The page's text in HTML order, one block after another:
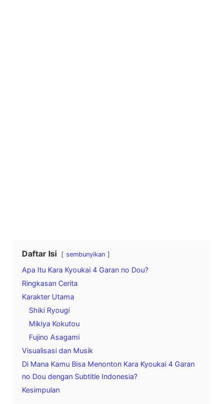
Daftar Isi sembunyikan
Apa Itu Kara Kyoukai 4 Garan no Dou?
Ringkasan Cerita
Karakter Utama
Shiki Ryougi
Mikiya Kokutou
Fujino Asagami
Visualisasi dan Musik
Di Mana Kamu Bisa Menonton Kara Kyoukai 4 Garan
no Dou dengan Subtitle Indonesia?
Kesimpulan